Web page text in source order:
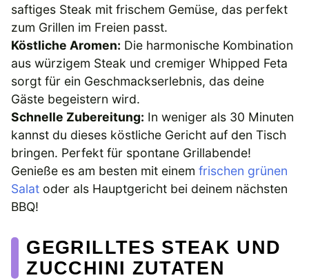
saftiges Steak mit frischem Gemüse, das perfekt
zum Grillen im Freien passt.
Köstliche Aromen: Die harmonische Kombination
aus würzigem Steak und cremiger Whipped Feta
sorgt für ein Geschmackserlebnis, das deine
Gäste begeistern wird.
Schnelle Zubereitung: In weniger als 30 Minuten
kannst du dieses köstliche Gericht auf den Tisch
bringen. Perfekt für spontane Grillabende!
Genieße es am besten mit einem frischen grünen
Salat oder als Hauptgericht bei deinem nächsten
BBQ!
GEGRILLTES STEAK UND
ZUCCHINI ZUTATEN